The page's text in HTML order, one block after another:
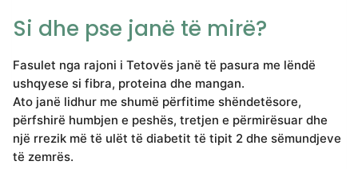
Si dhe pse janë të mirë?
Fasulet nga rajoni i Tetovës janë të pasura me lëndë
ushqyese si fibra, proteina dhe mangan.
Ato janë lidhur me shumë përfitime shëndetësore,
përfshirë humbjen e peshës, tretjen e përmirësuar dhe
një rrezik më të ulët të diabetit të tipit 2 dhe sëmundjeve
të zemrës.